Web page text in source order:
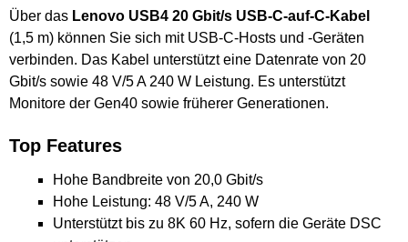
Über das Lenovo USB4 20 Gbit/s USB-C-auf-C-Kabel
(1,5 m) können Sie sich mit USB-C-Hosts und -Geräten
verbinden. Das Kabel unterstützt eine Datenrate von 20
Gbit/s sowie 48 V/5 A 240 W Leistung. Es unterstützt
Monitore der Gen40 sowie früherer Generationen.
Top Features
Hohe Bandbreite von 20,0 Gbit/s
Hohe Leistung: 48 V/5 A, 240 W
Unterstützt bis zu 8K 60 Hz, sofern die Geräte DSC